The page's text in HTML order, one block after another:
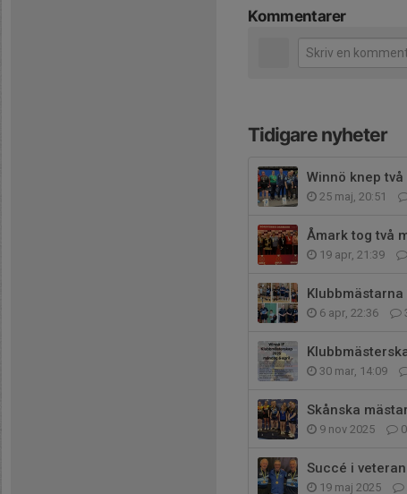
Kommentarer
Tidigare nyheter
Winnö knep
25 maj, 20:51
Åmark tog två
19 apr, 21:39
6 apr, 22:36
30 mar, 14:09
Skånska
9 nov 2025 0
Succé i
19 maj 2025